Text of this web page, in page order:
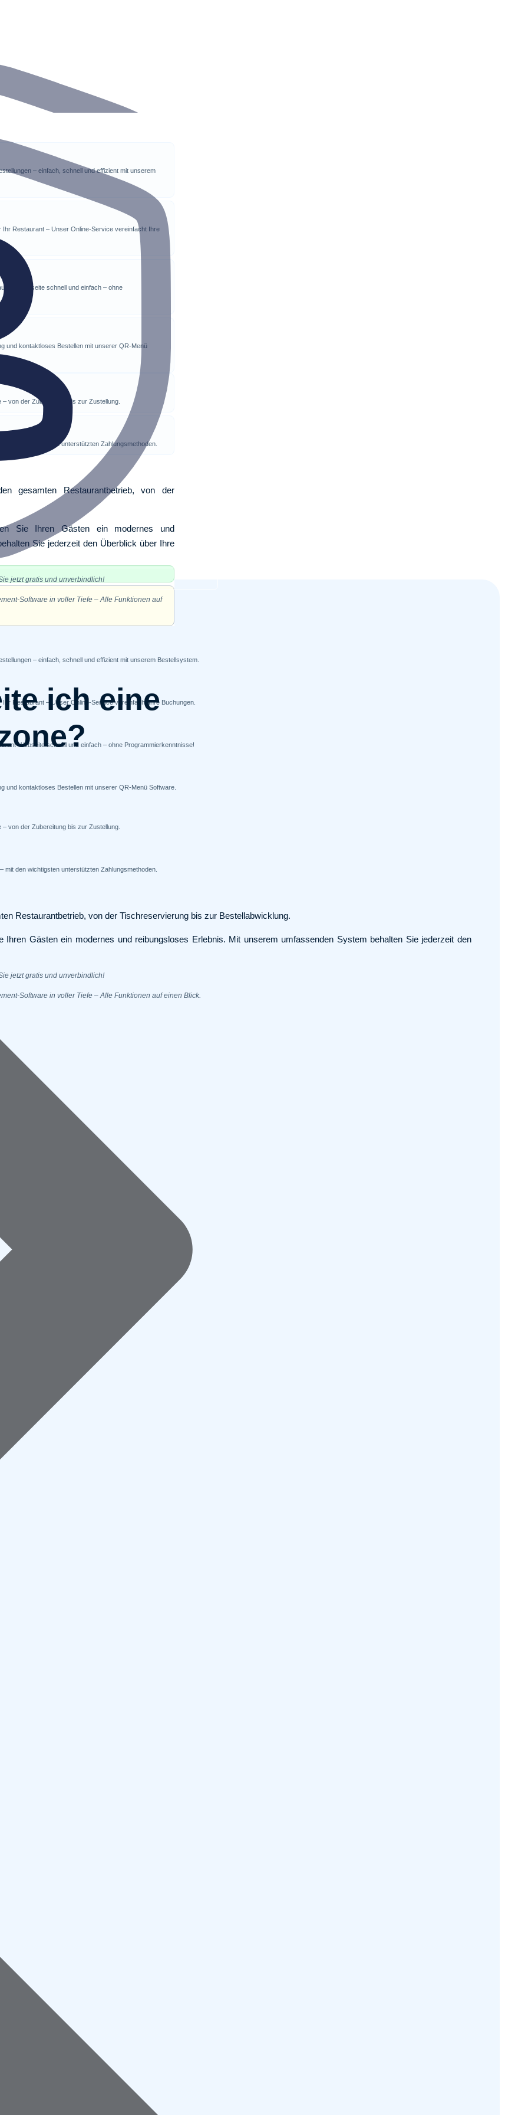
– einfach, schnell und effizient mit unserem
Restaurant – Unser Online-Service vereinfacht Ihre
Webseite schnell und einfach – ohne
und kontaktloses Bestellen mit unserer QR-Menü
– von der Zubereitung bis zur Zustellung.
mit den wichtigsten unterstützten Zahlungsmethoden.
Restaurantbetrieb, von der
Sie Ihren Gästen ein modernes und
Sie jederzeit den Überblick über Ihre
jetzt gratis und unverbindlich!
Software in voller Tiefe – Alle Funktionen auf
– einfach, schnell und effizient mit unserem Bestellsystem.
Restaurant – Unser Online-Service vereinfacht Ihre Buchungen.
Webseite schnell und einfach – ohne Programmierkenntnisse!
und kontaktloses Bestellen mit unserer QR-Menü Software.
– von der Zubereitung bis zur Zustellung.
mit den wichtigsten unterstützten Zahlungsmethoden.
von der Tischreservierung bis zur Bestellabwicklung.
Gästen ein modernes und reibungsloses Erlebnis. Mit unserem umfassenden System behalten Sie jederzeit den
jetzt gratis und unverbindlich!
Software in voller Tiefe – Alle Funktionen auf einen Blick.
ich eine